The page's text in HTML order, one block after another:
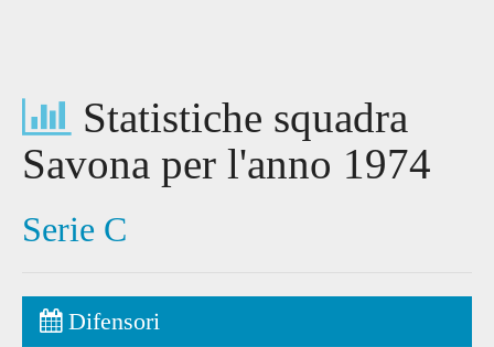
Statistiche squadra
Savona per l'anno 1974
Serie C
Difensori